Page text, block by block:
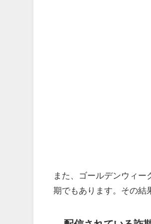
また、ゴールデンウィ
期でもあります。その結